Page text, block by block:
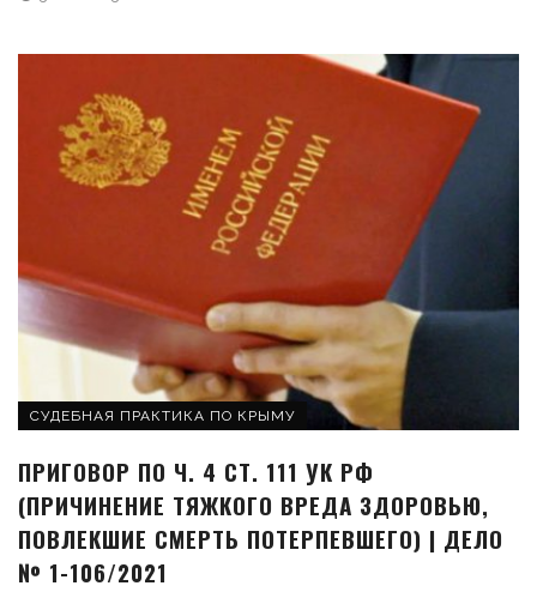
СУДЕБНАЯ ПРАКТИКА ПО КРЫМУ
ПРИГОВОР ПО Ч. 4 СТ. 111 УК РФ
(ПРИЧИНЕНИЕ ТЯЖКОГО ВРЕДА ЗДОРОВЬЮ,
ПОВЛЕКШИЕ СМЕРТЬ ПОТЕРПЕВШЕГО) | ДЕЛО
№ 1-106/2021